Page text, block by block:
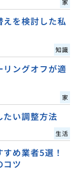
家
を検討した私
知識
ングオフが適
家
い調整方法
生活
め業者5選！
コツ